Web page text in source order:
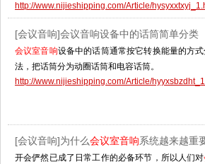
http://www.nijieshipping.com/Article/
[会议音响]会议音响设备中的话筒简单分类
会议室音响设备中的话筒通常按它转换能量的方
法，把话筒分为动圈话筒和电容话筒。
http://www.nijieshipping.com/Article/
[会议音响]为什么会议室音响系统越来越重
开会俨然已成了日常工作的必备环节，所以人们对